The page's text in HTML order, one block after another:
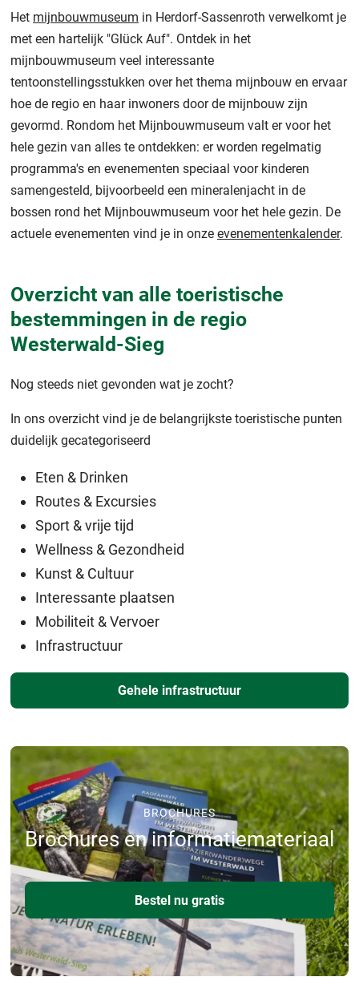
Het mijnbouwmuseum in Herdorf-Sassenroth verwelkomt je
met een hartelijk "Glück Auf". Ontdek in het
mijnbouwmuseum veel interessante
tentoonstellingsstukken over het thema mijnbouw en ervaar
hoe de regio en haar inwoners door de mijnbouw zijn
gevormd. Rondom het Mijnbouwmuseum valt er voor het
hele gezin van alles te ontdekken: er worden regelmatig
programma's en evenementen speciaal voor kinderen
samengesteld, bijvoorbeeld een mineralenjacht in de
bossen rond het Mijnbouwmuseum voor het hele gezin. De
actuele evenementen vind je in onze evenementenkalender.
Overzicht van alle toeristische
bestemmingen in de regio
Westerwald-Sieg
Nog steeds niet gevonden wat je zocht?
In ons overzicht vind je de belangrijkste toeristische punten
duidelijk gecategoriseerd
Eten & Drinken
Routes & Excursies
Sport & vrije tijd
Wellness & Gezondheid
Kunst & Cultuur
Interessante plaatsen
Mobiliteit & Vervoer
Infrastructuur
Gehele infrastructuur
BROCHURES
Brochures en informatiemateriaal
Bestel nu gratis